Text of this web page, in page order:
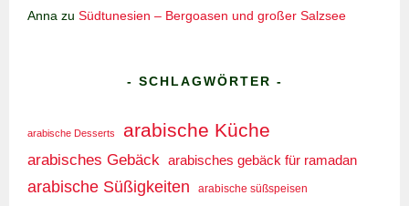
Anna zuSüdtunesien – Bergoasen und großer Salzsee
- SCHLAGWÖRTER -
arabische Desserts arabische Küche
arabisches Gebäck arabisches gebäck für ramadan
arabische Süßigkeiten arabische süßspeisen